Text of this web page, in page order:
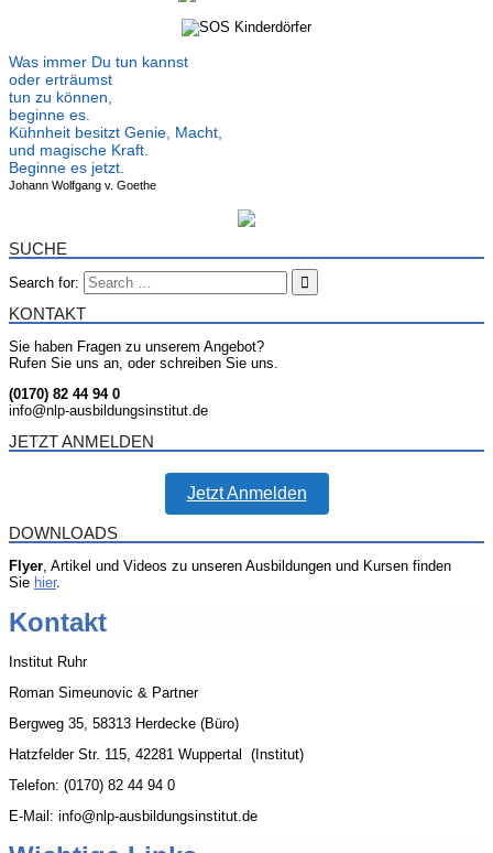
Was immer Du tun kannst
oder erträumst
tun zu können,
beginne es.
Kühnheit besitzt Genie, Macht,
und magische Kraft.
Beginne es jetzt.
Johann Wolfgang v. Goethe
SUCHE
Search for:
KONTAKT
Sie haben Fragen zu unserem Angebot?
Rufen Sie uns an, oder schreiben Sie uns.
(0170) 82 44 94 0
info@nlp-ausbildungsinstitut.de
JETZT ANMELDEN
Jetzt Anmelden
DOWNLOADS
Flyer, Artikel und Videos zu unseren Ausbildungen und Kursen finden
Sie hier.
Kontakt
Institut Ruhr
Roman Simeunovic & Partner
Bergweg 35, 58313 Herdecke (Büro)
Hatzfelder Str. 115, 42281 Wuppertal (Institut)
Telefon: (0170) 82 44 94 0
E-Mail: info@nlp-ausbildungsinstitut.de